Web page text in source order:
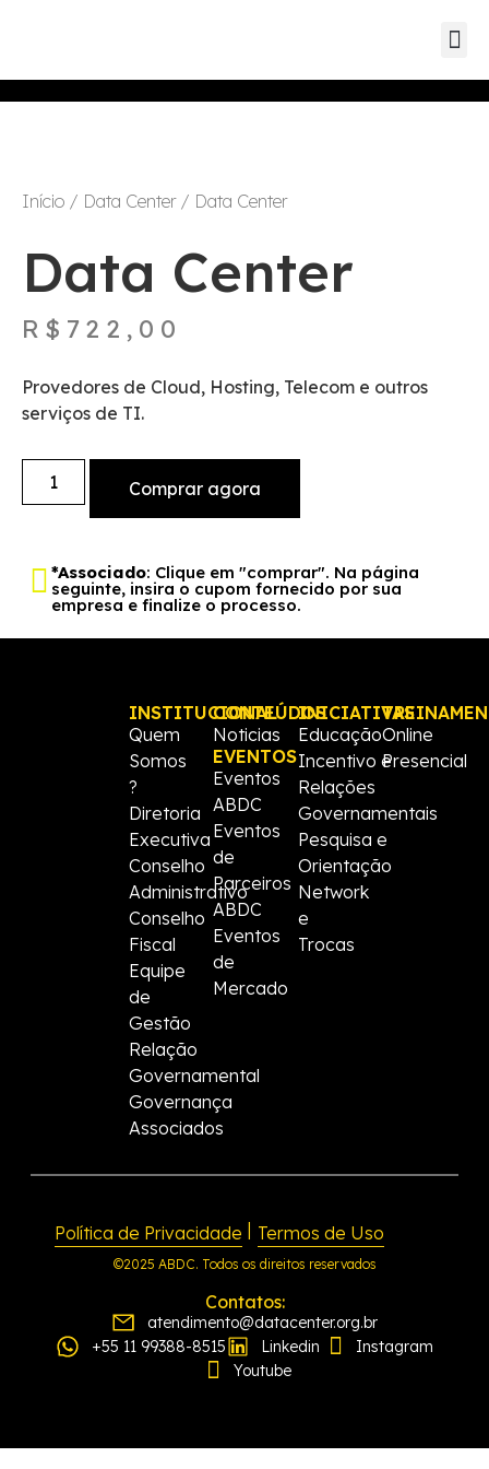
Início / Data Center/ Data Center
Data Center
R$ 722,00
Provedores de Cloud, Hosting, Telecom e outros
serviços de TI.
Comprar agora
*Associado: Clique em "comprar". Na página
seguinte, insira o cupom fornecido por sua
empresa e finalize o processo.
INSTITUCIONAL
Quem
Somos
?
Diretoria
Executiva
Conselho
Administrativo
Conselho
Fiscal
Equipe
de
Gestão
Relação
Governamental
Governança
Associados
CONTEÚDOS
Noticias
EVENTOS
Eventos
ABDC
Eventos
de
Parceiros
ABDC
Eventos
de
Mercado
INICIATIVAS
Educação
Incentivo e
Relações
Governamentais
Pesquisa e
Orientação
Network
e
Trocas
Online
Presencial
Política de Privacidade | Termos de Uso
©2025 ABDC. Todos os direitos reservados
Contatos:
atendimento@datacenter.org.br
+55 11 99388-8515
Linkedin
Instagram
Youtube